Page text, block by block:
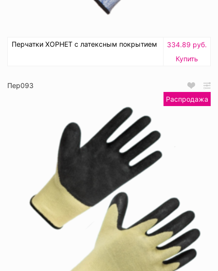
Перчатки ХОРНЕТ с латексным покрытием
334.89 руб.
Купить
Пер093
Распродажа